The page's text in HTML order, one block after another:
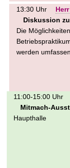
13:30 Uhr
Diskussion
Die
werden
11:00-15:00 Uhr
Mitmach-
Haupthalle